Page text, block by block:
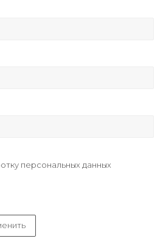
персональных данных